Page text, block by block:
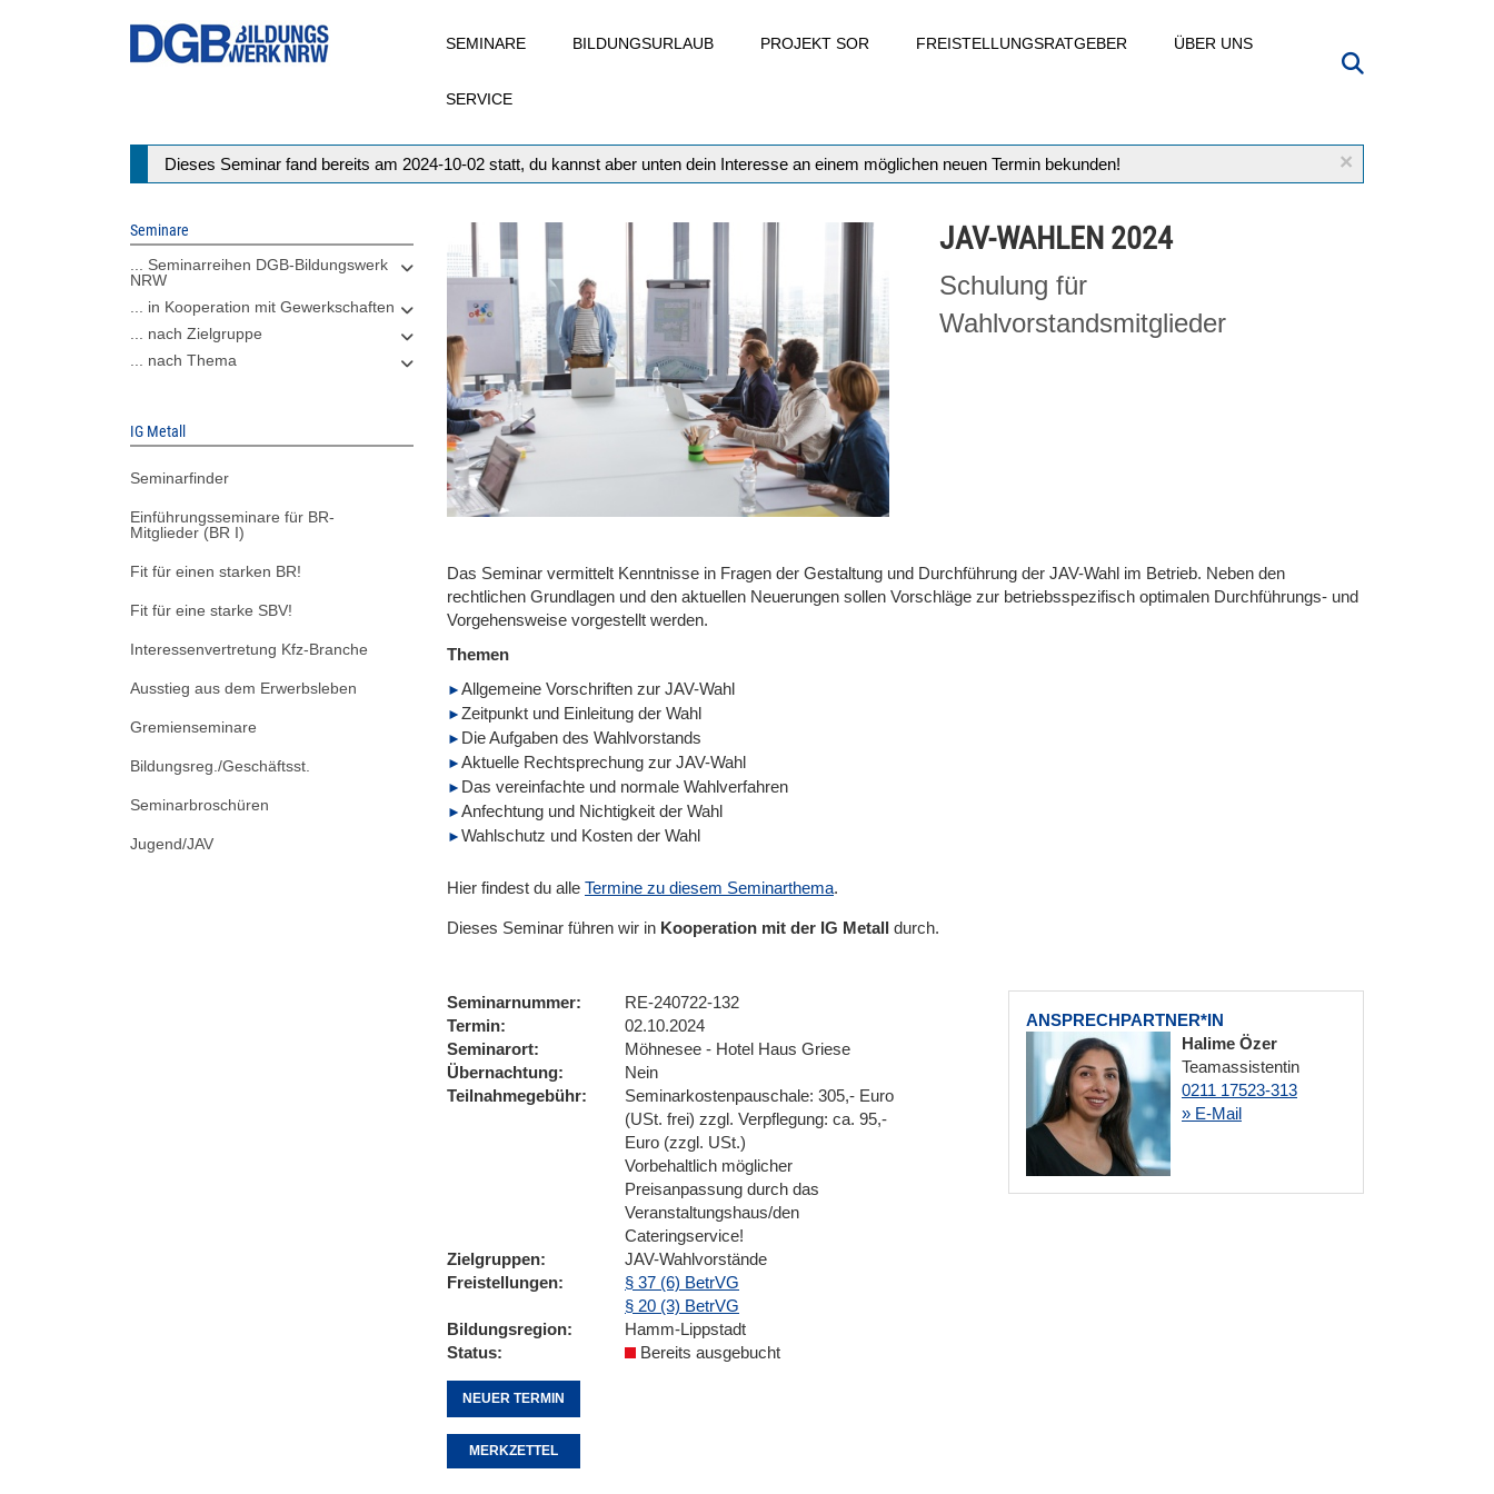
SEMINARE BILDUNGSURLAUB PROJEKT SOR FREISTELLUNGSRATGEBER ÜBER UNS
SERVICE
×
Statusmeldung
Dieses Seminar fand bereits am 2024-10-02 statt, du kannst aber unten dein Interesse an einem möglichen neuen Termin bekunden!
Seminare
... Seminarreihen DGB-Bildungswerk
NRW
... in Kooperation mit Gewerkschaften
... nach Zielgruppe
... nach Thema
IG Metall
Seminarfinder
Einführungsseminare für BR-
Mitglieder (BR I)
Fit für einen starken BR!
Fit für eine starke SBV!
Interessenvertretung Kfz-Branche
Ausstieg aus dem Erwerbsleben
Gremienseminare
Bildungsreg./Geschäftsst.
Seminarbroschüren
Jugend/JAV
JAV-WAHLEN 2024
Schulung für
Wahlvorstandsmitglieder
Das Seminar vermittelt Kenntnisse in Fragen der Gestaltung und Durchführung der JAV-Wahl im Betrieb. Neben den
rechtlichen Grundlagen und den aktuellen Neuerungen sollen Vorschläge zur betriebsspezifisch optimalen Durchführungs- und
Vorgehensweise vorgestellt werden.
Themen
Allgemeine Vorschriften zur JAV-Wahl
Zeitpunkt und Einleitung der Wahl
Die Aufgaben des Wahlvorstands
Aktuelle Rechtsprechung zur JAV-Wahl
Das vereinfachte und normale Wahlverfahren
Anfechtung und Nichtigkeit der Wahl
Wahlschutz und Kosten der Wahl
Hier findest du alle Termine zu diesem Seminarthema.
Dieses Seminar führen wir in Kooperation mit der IG Metall durch.
ANSPRECHPARTNER*IN
Halime Özer
Teamassistentin
0211 17523-313
» E-Mail
Seminarnummer
RE-240722-132
Termin
02.10.2024
Seminarort
Möhnesee - Hotel Haus Griese
Übernachtung
Nein
Teilnahmegebühr
Seminarkostenpauschale: 305,- Euro
(USt. frei) zzgl. Verpflegung: ca. 95,-
Euro (zzgl. USt.)
Vorbehaltlich möglicher
Preisanpassung durch das
Veranstaltungshaus/den
Cateringservice!
Zielgruppen
JAV-Wahlvorstände
Freistellungen
§ 37 (6) BetrVG
§ 20 (3) BetrVG
Bildungsregion
Hamm-Lippstadt
Status
Bereits ausgebucht
NEUER TERMIN
MERKZETTEL